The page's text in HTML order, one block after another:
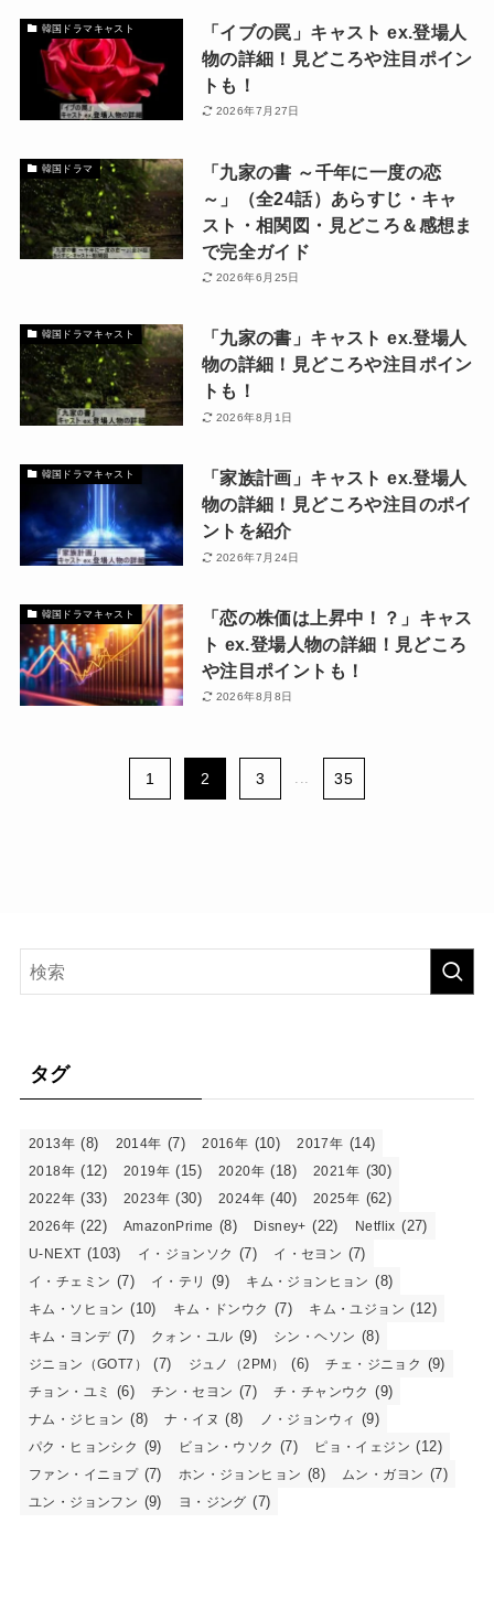
韓国ドラマキャスト
「イブの罠」キャスト ex.登場人
物の詳細！見どころや注目ポイン
トも！
2026年7月27日
韓国ドラマ
「九家の書 ～千年に一度の恋
～」（全24話）あらすじ・キャ
スト・相関図・見どころ＆感想ま
で完全ガイド
2026年6月25日
韓国ドラマキャスト
「九家の書」キャスト ex.登場人
物の詳細！見どころや注目ポイン
トも！
2026年8月1日
韓国ドラマキャスト
「家族計画」キャスト ex.登場人
物の詳細！見どころや注目のポイ
ントを紹介
2026年7月24日
韓国ドラマキャスト
「恋の株価は上昇中！？」キャス
ト ex.登場人物の詳細！見どころ
や注目ポイントも！
2026年8月8日
1 2 3 ... 35
タグ
2013年 (8) 2014年 (7) 2016年 (10) 2017年 (14)
2018年 (12) 2019年 (15) 2020年 (18) 2021年 (30)
2022年 (33) 2023年 (30) 2024年 (40) 2025年 (62)
2026年 (22) AmazonPrime (8) Disney+ (22) Netflix (27)
U-NEXT (103) イ・ジョンソク (7) イ・セヨン (7)
イ・チェミン (7) イ・テリ (9) キム・ジョンヒョン (8)
キム・ソヒョン (10) キム・ドンウク (7) キム・ユジョン (12)
キム・ヨンデ (7) クォン・ユル (9) シン・ヘソン (8)
ジニョン（GOT7） (7) ジュノ（2PM） (6) チェ・ジニョク (9)
チョン・ユミ (6) チン・セヨン (7) チ・チャンウク (9)
ナム・ジヒョン (8) ナ・イヌ (8) ノ・ジョンウィ (9)
パク・ヒョンシク (9) ビョン・ウソク (7) ピョ・イェジン (12)
ファン・イニョプ (7) ホン・ジョンヒョン (8) ムン・ガヨン (7)
ユン・ジョンフン (9) ヨ・ジング (7)